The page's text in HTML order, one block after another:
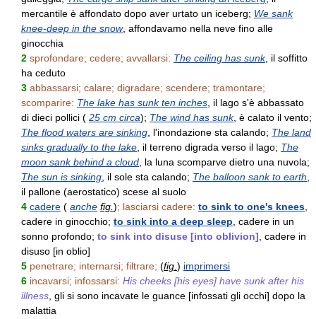
mercantile è affondato dopo aver urtato un iceberg; We sank
knee-deep in the snow, affondavamo nella neve fino alle
ginocchia
2 sprofondare; cedere; avvallarsi: The ceiling has sunk, il soffitto
ha ceduto
3 abbassarsi; calare; digradare; scendere; tramontare;
scomparire: The lake has sunk ten inches , il lago s'è abbassato
di dieci pollici ( 25 cm circa); The wind has sunk, è calato il vento;
The flood waters are sinking , l'inondazione sta calando; The land
sinks gradually to the lake , il terreno digrada verso il lago; The
moon sank behind a cloud , la luna scomparve dietro una nuvola;
The sun is sinking , il sole sta calando; The balloon sank to earth
il pallone (aerostatico) scese al suolo
4 cadere ( anche fig. ); lasciarsi cadere: to sink to one's knees
cadere in ginocchio; to sink into a deep sleep , cadere in un
sonno profondo; to sink into disuse [into oblivion] , cadere in
disuso [in oblio]
5 penetrare; internarsi; filtrare; (fig. ) imprimersi
6 incavarsi; infossarsi: His cheeks [his eyes] have sunk after his
illness , gli si sono incavate le guance [infossati gli occhi] dopo la
malattia